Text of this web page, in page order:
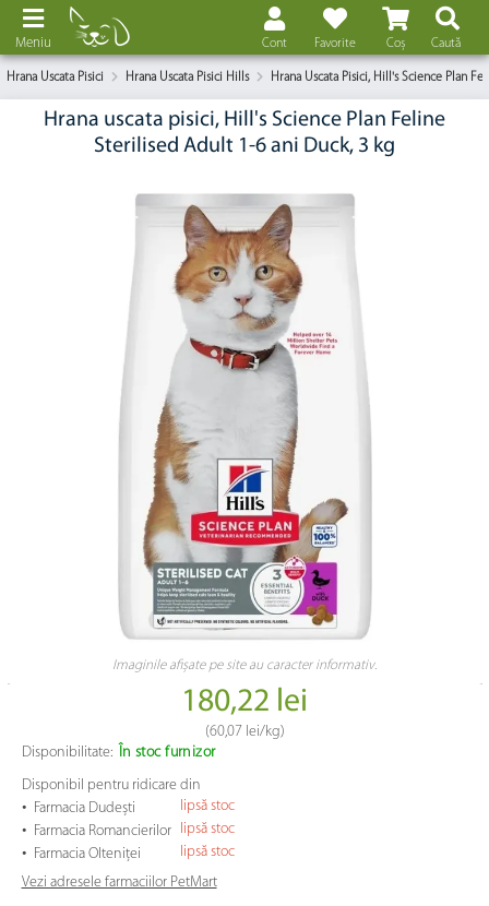
Coș
Favorite
Cont Caută
Meniu
Hrana Uscata Pisici Hrana Uscata Pisici Hills Hrana Uscata Pisici, Hill's Science Plan
Hrana uscata pisici, Hill's Science Plan Feline
Sterilised Adult 1-6 ani Duck, 3 kg
Imaginile afișate pe site au caracter informativ.
180,22 lei
(60,07 lei/kg)
Disponibilitate:
În stoc furnizor
Disponibil pentru ridicare din
• Farmacia Dudești lipsă stoc
• Farmacia Romancierilor lipsă stoc
• Farmacia Olteniței
lipsă stoc
Vezi adresele farmaciilor PetMart